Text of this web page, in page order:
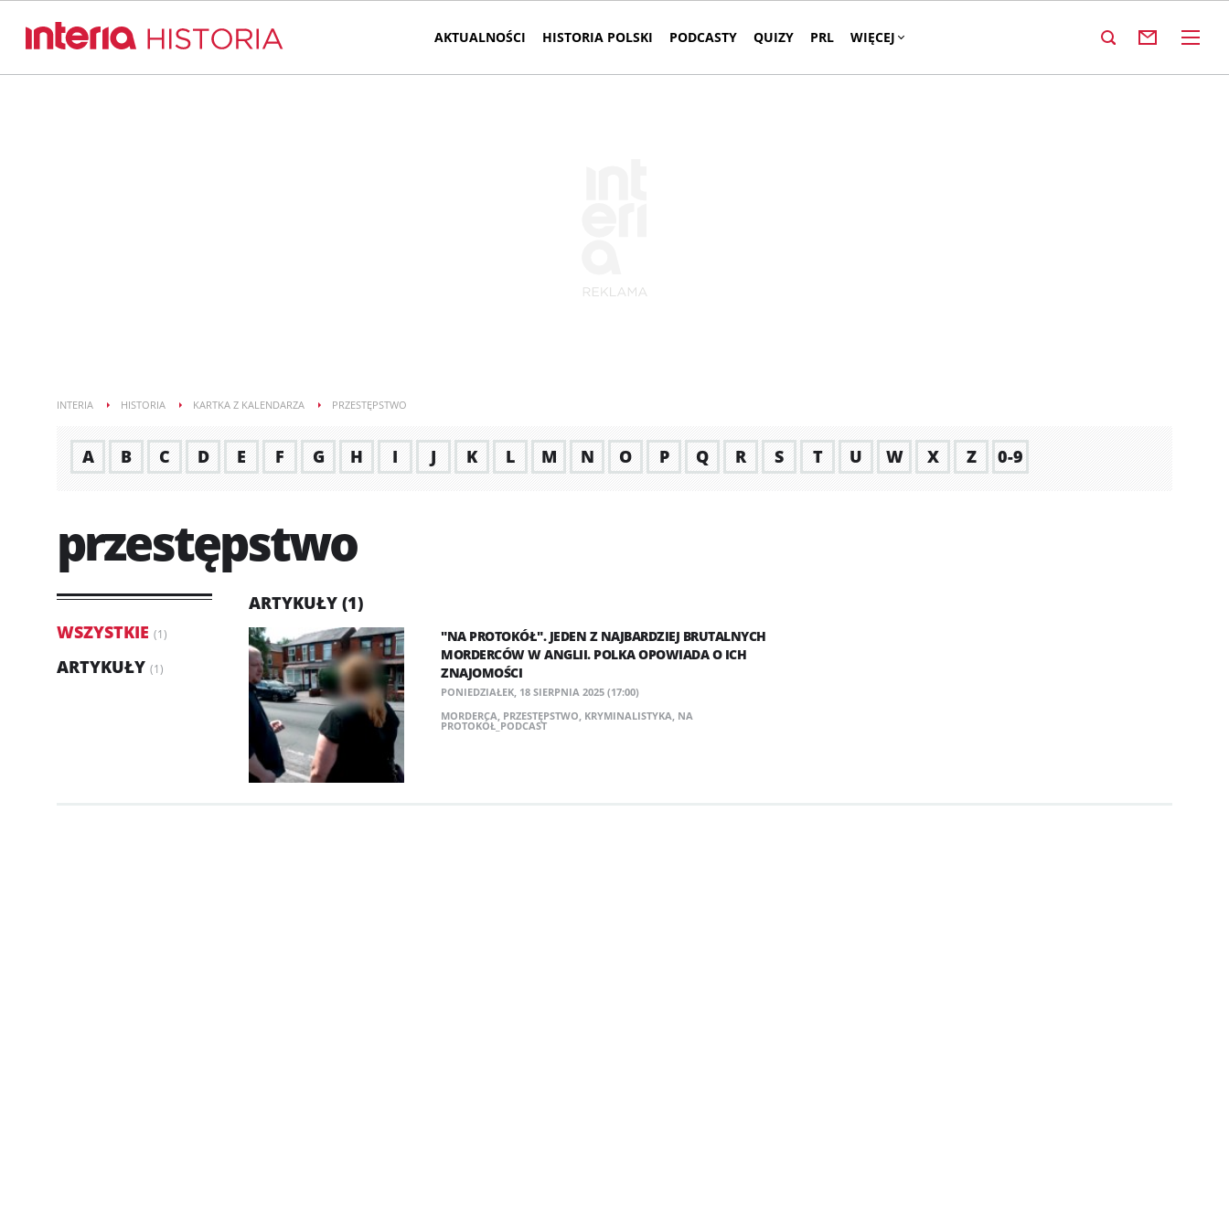
AKTUALNOŚCI HISTORIA POLSKI PODCASTY QUIZY PRL WIĘCEJ
INTERIA HISTORIA KARTKA Z KALENDARZA PRZESTĘPSTWO
A B C D E F G H I J K L M N O P Q R S T U W X Z 0-9
przestępstwo
WSZYSTKIE (1)
ARTYKUŁY (1)
ARTYKUŁY (1)
"NA PROTOKÓŁ". JEDEN Z NAJBARDZIEJ BRUTALNYCH
MORDERCÓW W ANGLII. POLKA OPOWIADA O ICH
ZNAJOMOŚCI
PONIEDZIAŁEK, 18 SIERPNIA 2025 (17:00)
MORDERCA, PRZESTĘPSTWO, KRYMINALISTYKA, NA
PROTOKÓŁ_PODCAST